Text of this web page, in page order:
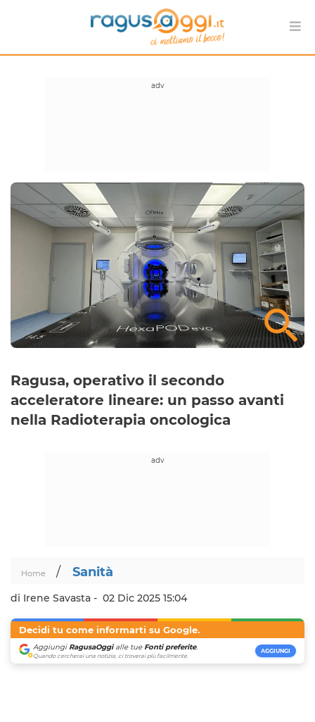
Ragusa, operativo il secondo
acceleratore lineare: un passo avanti
nella Radioterapia oncologica
Home / Sanità
di Irene Savasta - 02 Dic 2025 15:04
Decidi tu come informarti su Google.
Aggiungi RagusaOggialle tue Fonti preferite.
Quando cercherai una notizia, ci troverai più facilmente.
AGGIUNGI